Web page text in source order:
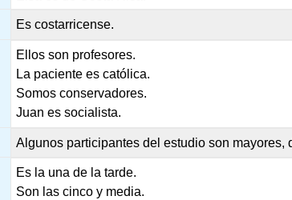
Es costarricense.
Ellos son profesores.
La paciente es católica.
Somos conservadores.
Juan es socialista.
Algunos participantes del estudio son mayores,
Es la una de la tarde.
Son las cinco y media.